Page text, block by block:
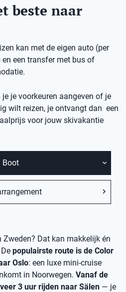
beste naar
kan met de eigen auto (per
een transfer met bus of
je voorkeuren aangeven of je
wilt reizen, je ontvangt dan een
voor jouw skivakantie
Boot
Zweden? Dat kan makkelijk én
populairste route is de Color
Oslo: een luxe mini-cruise
in Noorwegen. Vanaf de
3 uur rijden naar Sälen — je